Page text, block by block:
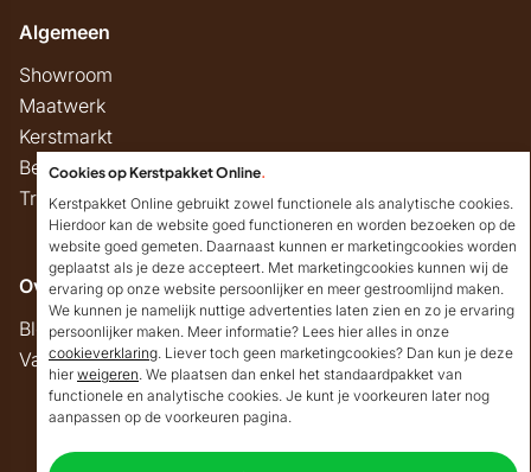
Algemeen
Showroom
Maatwerk
Kerstmarkt
Belastingregels
Track & Trace
Overig
Blog
Vacatures
Copyright © 2026 Kerstpakket Online
Goedendag!
Mocht ik je ergens mee
kunnen helpen, dan
verneem ik dat graag.
Cookies op Kerstpakket Online.
Kerstpakket Online gebruikt zowel functionele als analytische cookies.
Hierdoor kan de website goed functioneren en worden bezoeken op de
website goed gemeten. Daarnaast kunnen er marketingcookies worden
geplaatst als je deze accepteert. Met marketingcookies kunnen wij de
ervaring op onze website persoonlijker en meer gestroomlijnd maken.
We kunnen je namelijk nuttige advertenties laten zien en zo je ervaring
persoonlijker maken. Meer informatie? Lees hier alles in onze
cookieverklaring. Liever toch geen marketingcookies? Dan kun je deze
hier weigeren. We plaatsen dan enkel het standaardpakket van
functionele en analytische cookies. Je kunt je voorkeuren later nog
aanpassen op de voorkeuren pagina.